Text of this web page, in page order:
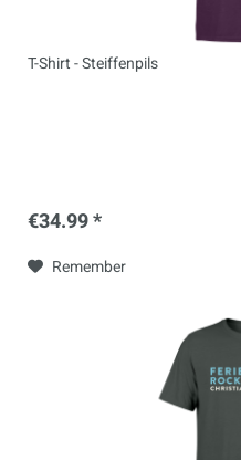
T-Shirt - Steiffenpils
€34.99 *
Remember